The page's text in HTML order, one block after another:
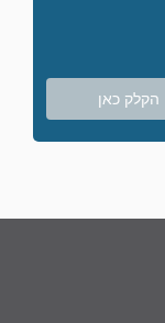
הקלק כאן